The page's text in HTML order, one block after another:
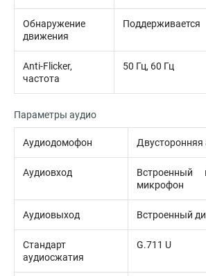
Обнаружение
движения
Поддерживается
Anti-Flicker,
частота
50 Гц, 60 Гц
Параметры аудио
Аудиодомофон Двусторонняя
Аудиовход
Встроенный
микрофон
Аудиовыход Встроенный
Стандарт
аудиосжатия
G.711 U